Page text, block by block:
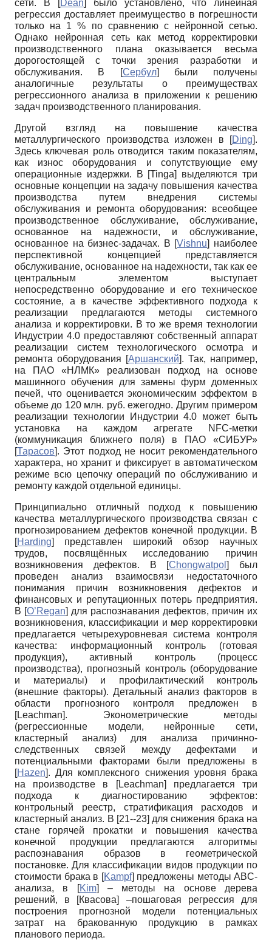
сети. В Dean
было установлено, что линейная
регрессия доставляет преимущество в погрешности
только на 1 % по сравнению с нейронной сетью.
Однако нейронная сеть как метод корректировки
производственного плана оказывается весьма
дорогостоящей с точки зрения разработки и
обслуживания. В
[Сербул] были получены
аналогичные результаты о преимуществах
регрессионного анализа в приложении к решению
задач производственного планирования.
Другой взгляд на повышение качества
металлургического производства изложен в
[Ding].
Здесь ключевая роль отводится таким показателям,
как износ оборудования и сопутствующие ему
операционные издержки. В [Tinga]
выделяются три
основные концепции на задачу повышения качества
производства путем внедрения системы
обслуживания и ремонта оборудования: всеобщее
производственное обслуживание, обслуживание,
основанное на надежности, и обслуживание,
основанное на бизнес-задачах. В [Vishnu] наиболее
перспективной концепцией представляется
обслуживание, основанное на надежности, так как ее
центральным элементом выступает
непосредственно оборудование и его техническое
состояние, а в качестве эффективного подхода к
реализации предлагаются методы системного
анализа и корректировки. В то же время технологии
Индустрии 4.0 предоставляют собственный аппарат
реализации систем технологического осмотра и
ремонта оборудования [Аршанский]. Так, например,
на ПАО «НЛМК» реализован подход на основе
машинного обучения для замены фурм доменных
печей, что оценивается экономическим эффектом в
объеме до 120 млн. руб. ежегодно. Другим примером
реализации технологии Индустрии 4.0 может быть
установка на каждом агрегате NFC-метки
(коммуникация ближнего поля) в ПАО «СИБУР»
[Тарасов]. Этот подход не носит рекомендательного
характера, но хранит и фиксирует в автоматическом
режиме всю цепочку операций по обслуживанию и
ремонту каждой отдельной единицы.
Принципиально отличный подход к повышению
качества металлургического производства связан с
прогнозированием дефектов конечной продукции. В
[Harding]
представлен широкий обзор научных
трудов, посвящённых исследованию причин
возникновения дефектов. В
[Chongwatpol]
был
проведен анализ взаимосвязи недостаточного
понимания причин возникновения дефектов и
финансовых и репутационных потерь предприятия.
В [O’Regan] для распознавания дефектов, причин их
возникновения, классификации и мер корректировки
предлагается четырехуровневая система контроля
качества: информационный контроль (готовая
продукция), активный контроль (процесс
производства), прогнозный контроль (оборудование
и материалы) и профилактический контроль
(внешние факторы). Детальный анализ факторов в
области прогнозного контроля предложен в
[Leachman]. Эконометрические методы
(регрессионные модели, нейронные сети,
кластерный анализ) для анализа причинно-
следственных связей между дефектами и
потенциальными факторами были предложены в
[Hazen]. Для комплексного снижения уровня брака
на производстве в
[Leachman] предлагается три
подхода к диагностированию эффектов:
контрольный реестр, стратификация расходов и
кластерный анализ. В [21--23] для снижения брака на
стане горячей прокатки и повышения качества
конечной продукции предлагаются алгоритмы
распознавания образов в геометрической
постановке. Для классификации видов продукции по
стоимости брака в [Kampf] предложены методы ABC-
анализа, в
[Kim] – методы на основе дерева
решений, в [Квасова]
–пошаговая регрессия для
построения прогнозной модели потенциальных
затрат на бракованную продукцию в рамках
планового периода.